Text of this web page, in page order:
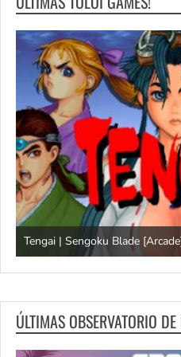
Tengai | Sengoku Blade
ÚLTIMAS OBSERVATORIO